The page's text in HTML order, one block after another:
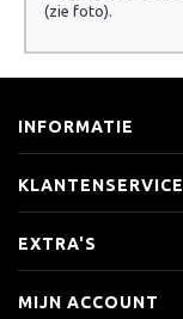
(zie foto).
INFORMATIE
KLANTENSERVICE
EXTRA'S
MIJN ACCOUNT